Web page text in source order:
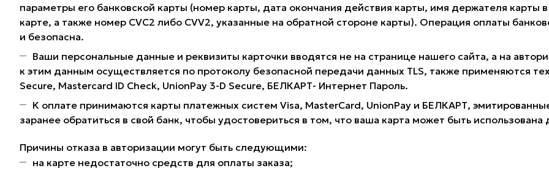
параметры его банковской карты (номер карты, дата окончания действия карты, имя держателя карты
карте, а также номер CVC2 либо CVV2, указанные на обратной стороне карты). Операция оплаты
и безопасна.
Ваши персональные данные и реквизиты карточки вводятся не на странице нашего сайта, а на
к этим данным осуществляется по протоколу безопасной передачи данных TLS, также применяются
Secure, Mastercard ID Check, UnionPay 3-D Secure, БЕЛКАРТ- Интернет Пароль.
К оплате принимаются карты платежных систем Visa, MasterCard, UnionPay и БЕЛКАРТ,
заранее обратиться в свой банк, чтобы удостовериться в том, что ваша карта может быть
Причины отказа в авторизации могут быть следующими:
на карте недостаточно средств для оплаты заказа;